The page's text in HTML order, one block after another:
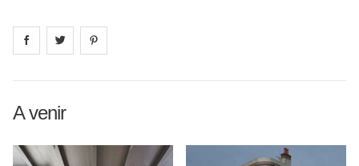
Share on facebook
Share on
A venir